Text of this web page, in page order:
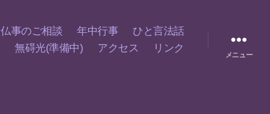
仏事のご相談 年中行事
ひと言法話
無碍光(準備中)
アクセス リンク
メニュー